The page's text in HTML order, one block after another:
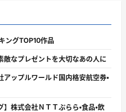
ングTOP10作品
敵なプレゼントを大切なあの人に
アップルワールド国内格安航空券・
株式会社ＮＴＴぷらら・食品・飲